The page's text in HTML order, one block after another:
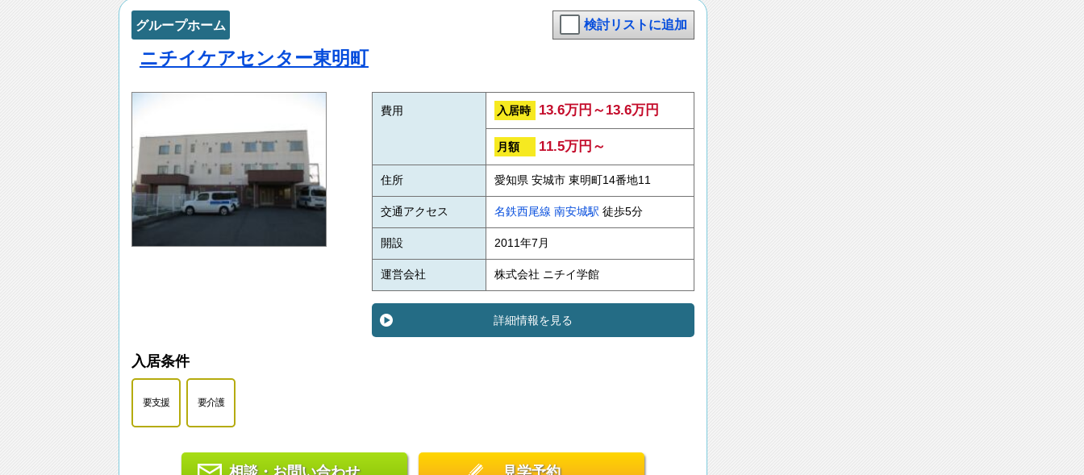
グループホーム 検討リストに追加
ニチイケアセンター東明町
費用 入居時 13.6万円～13.6万円
月額 11.5万円～
住所 愛知県 安城市 東明町14番地11
交通アクセス 名鉄西尾線 南安城駅 徒歩5分
開設 2011年7月
運営会社 株式会社 ニチイ学館
詳細情報を見る
入居条件
要支援 要介護